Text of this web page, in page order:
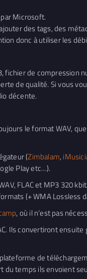
Microsoft.
des tags, des
donc à utiliser les
fichier de
de qualité. Si vous
décente.
le format WAV,
(Zimbalam,
Play etc…).
FLAC et MP3 320
(+ WMA Lossless
, où il n’est pas
Ils convertiront
de
temps ils envoient